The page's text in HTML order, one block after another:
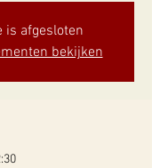
is afgesloten
bekijken